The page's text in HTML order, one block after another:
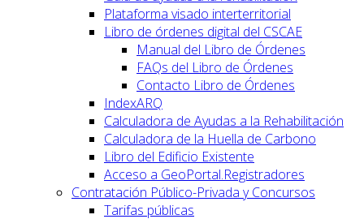
Plataforma visado interterritorial
Libro de órdenes digital del CSCAE
Manual del Libro de Órdenes
FAQs del Libro de Órdenes
Contacto Libro de Órdenes
IndexARQ
Calculadora de Ayudas a la Rehabilitación
Calculadora de la Huella de Carbono
Libro del Edificio Existente
Acceso a GeoPortal.Registradores
Contratación Público-Privada y Concursos
Tarifas públicas